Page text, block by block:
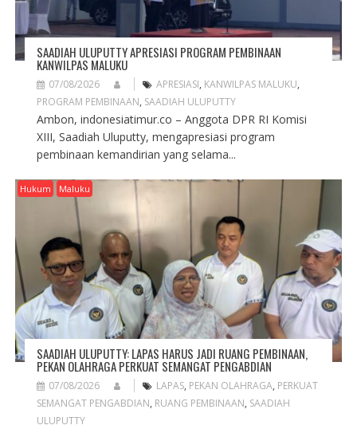
SAADIAH ULUPUTTY APRESIASI PROGRAM PEMBINAAN
KANWILPAS MALUKU
07/08/2026 APRESIASI, KANWILPAS MALUKU,
PROGRAM PEMBINAAN, SAADIAH ULUPUTTY
Ambon, indonesiatimur.co – Anggota DPR RI Komisi
XIII, Saadiah Uluputty, mengapresiasi program
pembinaan kemandirian yang selama...
Hukum Maluku
SAADIAH ULUPUTTY: LAPAS HARUS JADI RUANG PEMBINAAN,
PEKAN OLAHRAGA PERKUAT SEMANGAT PENGABDIAN
07/08/2026 LAPAS, PEKAN OLAHRAGA, PERKUAT
SEMANGAT PENGABDIAN, RUANG PEMBINAAN, SAADIAH
ULUPUTTY